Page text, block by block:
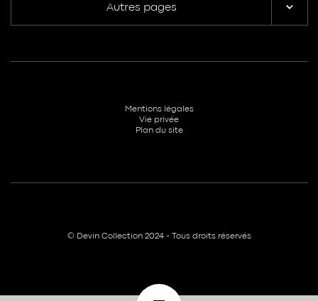
Autres pages
© Devin Collection 2024 - Tous droits réservés
Mentions légales
Vie privée
Plan du site